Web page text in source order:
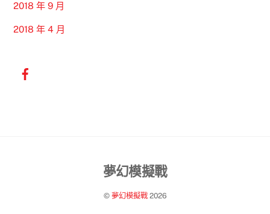
2018 年 9 月
2018 年 4 月
Back
Top
夢幻模擬戰
© 夢幻模擬戰2026